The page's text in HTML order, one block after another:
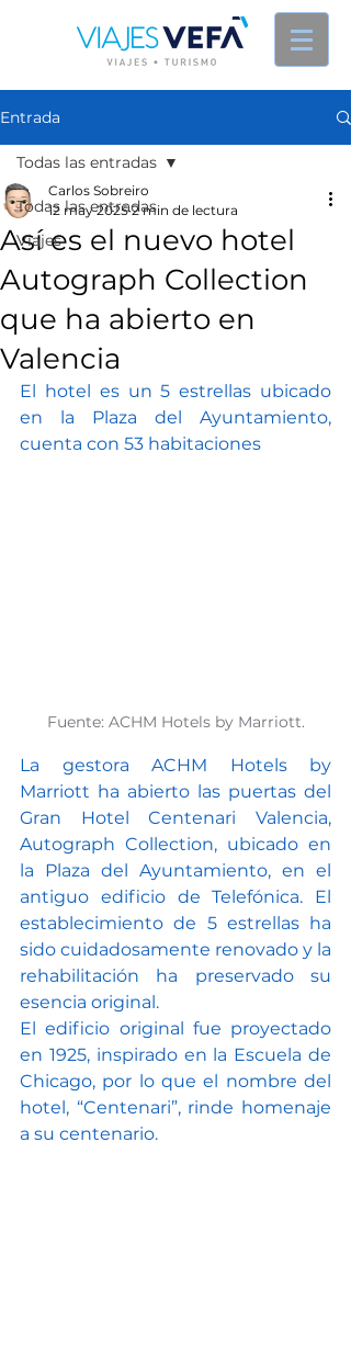
Entrada
Todas las entradas
Viajes
Todas las entradas
Así es el nuevo hotel
Autograph Collection
que ha abierto en
Valencia
Carlos Sobreiro
12 may 2025 2 min de lectura
El hotel es un 5 estrellas ubicado
en la Plaza del Ayuntamiento,
cuenta con 53 habitaciones
Fuente: ACHM Hotels by Marriott.
La gestora ACHM Hotels by
Marriott ha abierto las puertas del
Gran Hotel Centenari Valencia,
Autograph Collection, ubicado en
la Plaza del Ayuntamiento, en el
antiguo edificio de Telefónica. El
establecimiento de 5 estrellas ha
sido cuidadosamente renovado y la
rehabilitación ha preservado su
esencia original.
El edificio original fue proyectado
en 1925, inspirado en la Escuela de
Chicago, por lo que el nombre del
hotel, “Centenari”, rinde homenaje
a su centenario.